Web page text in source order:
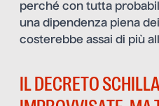
perché con tutta
una dipendenza piena
costerebbe assai di più
IL DECRETO